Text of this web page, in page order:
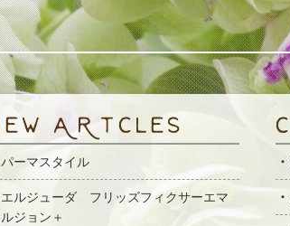
パーマスタイル
エルジューダ フリッズフィクサーエマ
ルジョン＋